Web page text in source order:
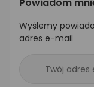
Wyślemy
adres e-mail